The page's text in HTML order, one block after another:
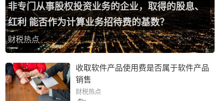
非专门从事股权投资业务的企业，取得的股息、
红利 能否作为计算业务招待费的基数？
财税热点
收取软件产品使用费是否属于软件产品
销售
财税热点